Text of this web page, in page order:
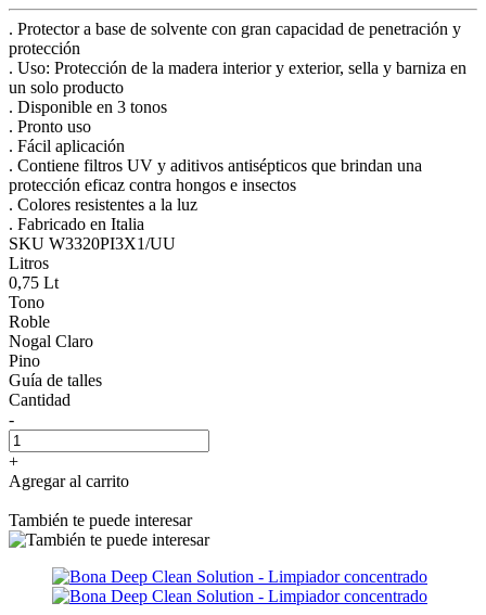
. Protector a base de solvente con gran capacidad de penetración y
protección
. Uso: Protección de la madera interior y exterior, sella y barniza en
un solo producto
. Disponible en 3 tonos
. Pronto uso
. Fácil aplicación
. Contiene filtros UV y aditivos antisépticos que brindan una
protección eficaz contra hongos e insectos
. Colores resistentes a la luz
. Fabricado en Italia
SKU W3320PI3X1/UU
Litros
0,75 Lt
Tono
Roble
Nogal Claro
Pino
Guía de talles
Cantidad
-
+
Agregar al carrito
También te puede interesar